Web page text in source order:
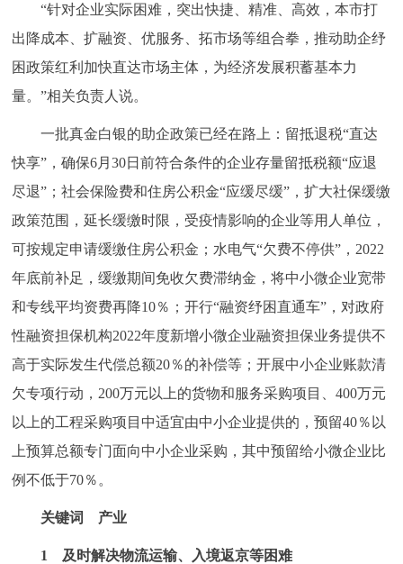
“针对企业实际困难，突出快捷、精准、高效，本市打
出降成本、扩融资、优服务、拓市场等组合拳，推动助企纾
困政策红利加快直达市场主体，为经济发展积蓄基本力
量。”相关负责人说。
一批真金白银的助企政策已经在路上：留抵退税“直达
快享”，确保6月30日前符合条件的企业存量留抵税额“应退
尽退”；社会保险费和住房公积金“应缓尽缓”，扩大社保缓缴
政策范围，延长缓缴时限，受疫情影响的企业等用人单位，
可按规定申请缓缴住房公积金；水电气“欠费不停供”，2022
年底前补足，缓缴期间免收欠费滞纳金，将中小微企业宽带
和专线平均资费再降10％；开行“融资纾困直通车”，对政府
性融资担保机构2022年度新增小微企业融资担保业务提供不
高于实际发生代偿总额20％的补偿等；开展中小企业账款清
欠专项行动，200万元以上的货物和服务采购项目、400万元
以上的工程采购项目中适宜由中小企业提供的，预留40％以
上预算总额专门面向中小企业采购，其中预留给小微企业比
例不低于70％。
关键词 产业
1 及时解决物流运输、入境返京等困难